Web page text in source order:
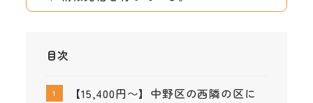
目次
【15,400円〜】中野区の西隣の区に